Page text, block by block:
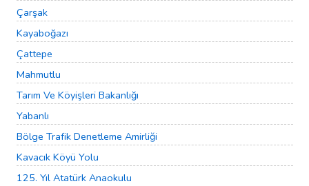
Çarşak
Kayaboğazı
Çattepe
Mahmutlu
Tarım Ve Köyişleri Bakanlığı
Yabanlı
Bölge Trafik Denetleme Amirliği
Kavacık Köyü Yolu
125. Yıl Atatürk Anaokulu